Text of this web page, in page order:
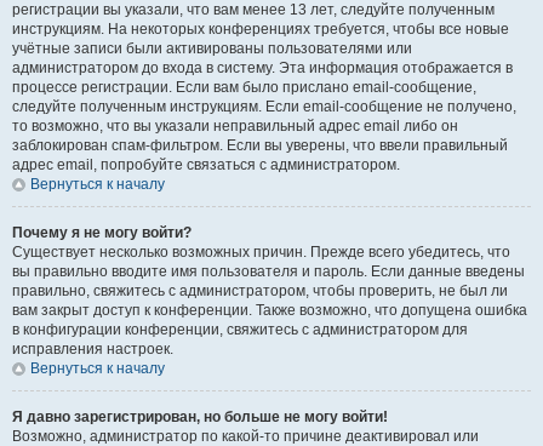
регистрации вы указали, что вам менее 13 лет, следуйте полученным
инструкциям. На некоторых конференциях требуется, чтобы все новые
учётные записи были активированы пользователями или
администратором до входа в систему. Эта информация отображается в
процессе регистрации. Если вам было прислано email-сообщение,
следуйте полученным инструкциям. Если email-сообщение не получено,
то возможно, что вы указали неправильный адрес email либо он
заблокирован спам-фильтром. Если вы уверены, что ввели правильный
адрес email, попробуйте связаться с администратором.
Вернуться к началу
Почему я не могу войти?
Существует несколько возможных причин. Прежде всего убедитесь, что
вы правильно вводите имя пользователя и пароль. Если данные введены
правильно, свяжитесь с администратором, чтобы проверить, не был ли
вам закрыт доступ к конференции. Также возможно, что допущена ошибка
в конфигурации конференции, свяжитесь с администратором для
исправления настроек.
Вернуться к началу
Я давно зарегистрирован, но больше не могу войти!
Возможно, администратор по какой-то причине деактивировал или